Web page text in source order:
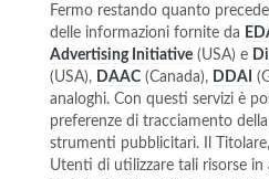
Fermo restando quanto
delle informazioni fornite da
Advertising Initiative(USA) e
(USA), DAAC(Canada), DDAI
analoghi. Con questi servizi è
preferenze di tracciamento
strumenti pubblicitari. Il
Utenti di utilizzare tali risorse in